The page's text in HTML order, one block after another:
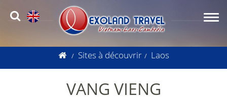
Sites à découvrir Laos
VANG VIENG